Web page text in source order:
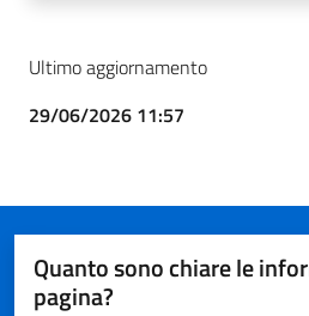
Ultimo aggiornamento
29/06/2026 11:57
Quanto sono chiare le
pagina?